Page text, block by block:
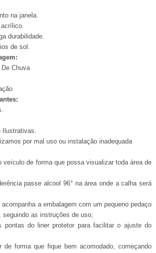
na janela.
durabilidade.
de sol.
Chuva
por mal uso ou instalação inadequada
veículo de forma que possa visualizar toda área de
passe alcool 96° na área onde a calha ser
a embalagem com um pequeno pedaço
seguindo as instruções de uso;
pontas do liner protetor para facilitar o ajuste do
de forma que fique bem acomodado, começando